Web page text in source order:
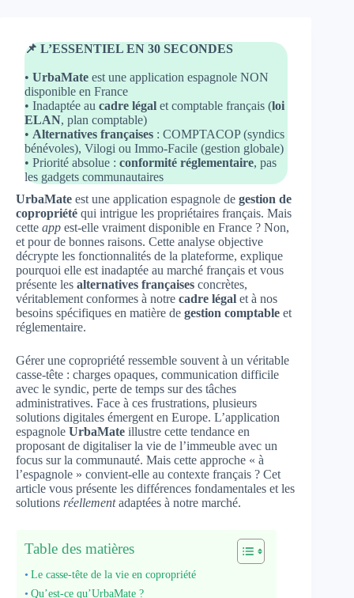
📌 L’ESSENTIEL EN 30 SECONDES
• UrbaMateest une application espagnole NON
disponible en France
• Inadaptée au cadre légalet comptable français (loi
ELAN, plan comptable)
• Alternatives françaises: COMPTACOP (syndics
bénévoles), Vilogi ou Immo-Facile (gestion globale)
• Priorité absolue : conformité réglementaire, pas
les gadgets communautaires
UrbaMate est une application espagnole de gestion de
copropriété qui intrigue les propriétaires français. Mais
cette app est-elle vraiment disponible en France ? Non,
et pour de bonnes raisons. Cette analyse objective
décrypte les fonctionnalités de la plateforme, explique
pourquoi elle est inadaptée au marché français et vous
présente les alternatives françaises concrètes,
véritablement conformes à notre cadre légal et à nos
besoins spécifiques en matière de gestion comptable et
réglementaire.
Gérer une copropriété ressemble souvent à un véritable
casse-tête : charges opaques, communication difficile
avec le syndic, perte de temps sur des tâches
administratives. Face à ces frustrations, plusieurs
solutions digitales émergent en Europe. L’application
espagnole UrbaMate illustre cette tendance en
proposant de digitaliser la vie de l’immeuble avec un
focus sur la communauté. Mais cette approche « à
l’espagnole » convient-elle au contexte français ? Cet
article vous présente les différences fondamentales et les
solutions réellementadaptées à notre marché.
Table des matières
Le casse-tête de la vie en copropriété
Qu’est-ce qu’UrbaMate ?